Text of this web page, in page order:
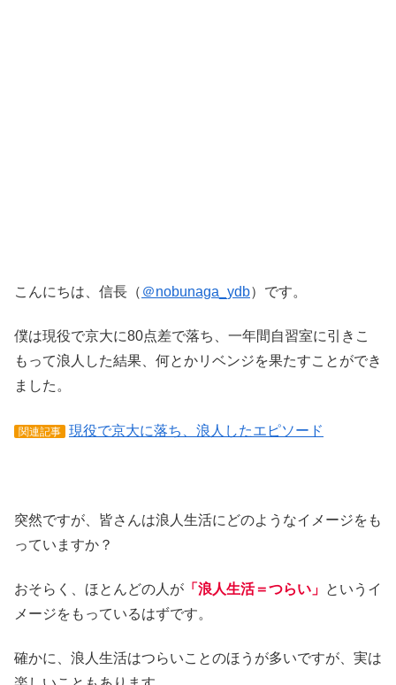
こんにちは、信長（ ＠nobunaga_ydb）です。
僕は現役で京大に80点差で落ち、一年間自習室に引きこ
もって浪人した結果、何とかリベンジを果たすことができ
ました。
関連記事 現役で京大に落ち、浪人したエピソード
突然ですが、皆さんは浪人生活にどのようなイメージをも
っていますか？
おそらく、ほとんどの人が 「浪人生活＝つらい」 というイ
メージをもっているはずです。
確かに、浪人生活はつらいことのほうが多いですが、実は